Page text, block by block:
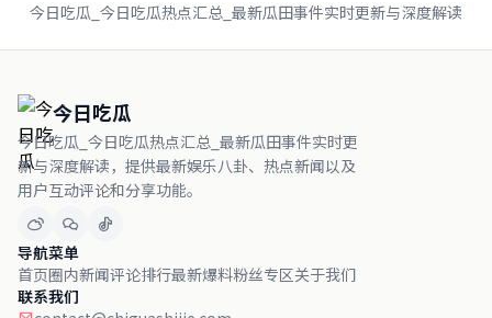
今日吃瓜_今日吃瓜热点汇总_最新瓜田事件实时更新与深度解读
今日吃瓜
今日吃瓜_今日吃瓜热点汇总_最新瓜田事件实时更
新与深度解读，提供最新娱乐八卦、热点新闻以及
用户互动评论和分享功能。
导航菜单
首页圈内新闻评论排行最新爆料粉丝专区关于我们
联系我们